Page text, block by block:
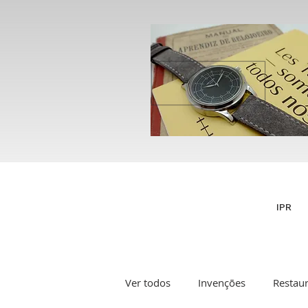
IPR
Ver todos Invenções